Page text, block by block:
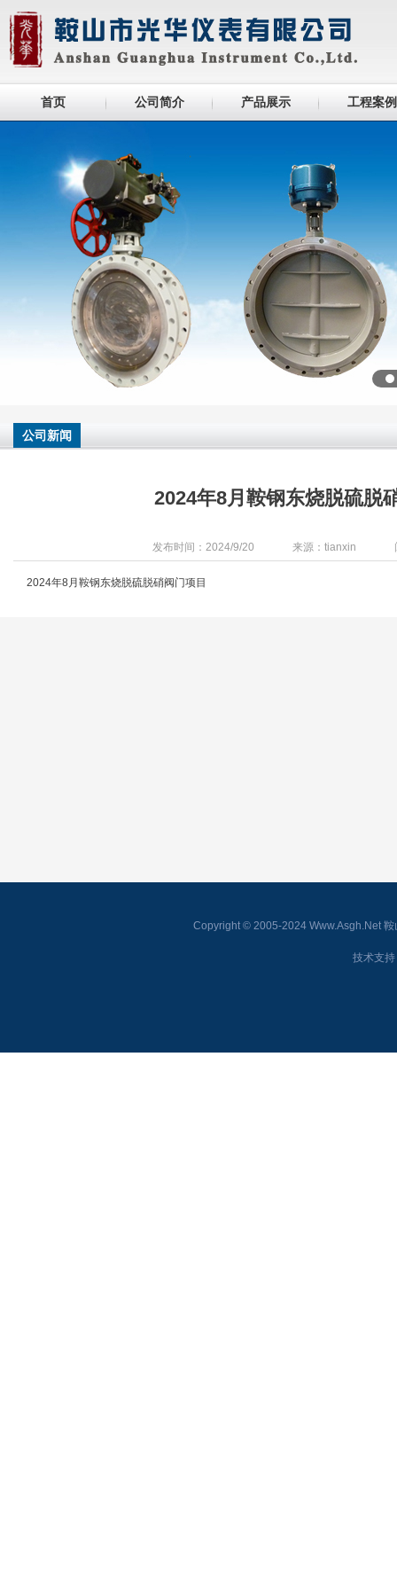
首页 公司简介 产品展示 工程案例
公司新闻
2024年8月鞍钢东烧脱硫脱
发布时间：2024/9/20 来源：tianxin
2024年8月鞍钢东烧脱硫脱硝阀门项目
Copyright © 2005-2024 Www.Asgh.Net
技术支